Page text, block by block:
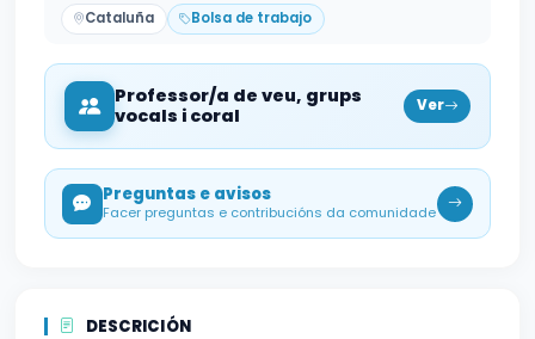
Cataluña Bolsa de trabajo
Professor/a de veu, grups
vocals i coral
Ver
Preguntas e avisos
Facer preguntas e contribucións da comunidade
DESCRICIÓN